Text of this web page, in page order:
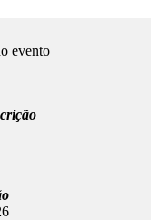
evento